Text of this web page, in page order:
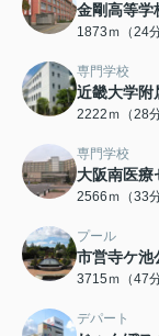
金剛高等学
1873ｍ（24分
専門学校
近畿大学附
2222ｍ（28分
専門学校
大阪南医療
2566ｍ（33分
プール
市営寺ケ池
3715ｍ（47分
デパート